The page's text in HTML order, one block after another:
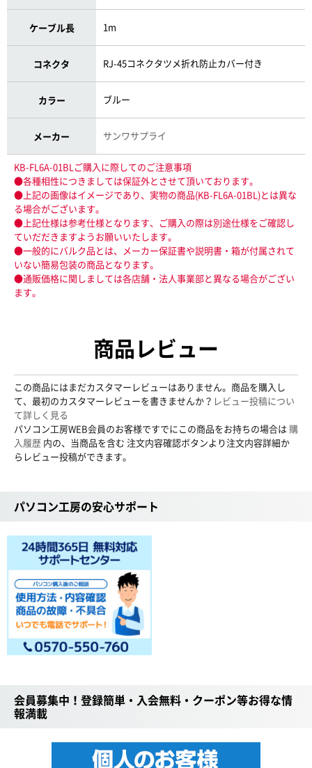
ケーブル長 1m
コネクタ RJ-45コネクタツメ折れ防止カバー付き
カラー ブルー
メーカー サンワサプライ
KB-FL6A-01BLご購入に際してのご注意事項
●各種相性につきましては保証外とさせて頂いております。
●上記の画像はイメージであり、実物の商品(KB-FL6A-01BL)とは異な
る場合がございます。
●上記仕様は参考仕様となります、ご購入の際は別途仕様をご確認し
ていだだきますようお願いいたします。
●一般的にバルク品とは、メーカー保証書や説明書・箱が付属されて
いない簡易包装の商品となります。
●通販価格に関しましては各店舗・法人事業部と異なる場合がござい
ます。
商品レビュー
この商品にはまだカスタマーレビューはありません。商品を購入し
て、最初のカスタマーレビューを書きませんか？ レビュー投稿につい
て詳しく見る
パソコン工房WEB会員のお客様ですでにこの商品をお持ちの場合は 購
入履歴 内の、当商品を含む 注文内容確認ボタンより注文内容詳細か
らレビュー投稿ができます。
パソコン工房の安心サポート
会員募集中！登録簡単・入会無料・クーポン等お得な情
報満載